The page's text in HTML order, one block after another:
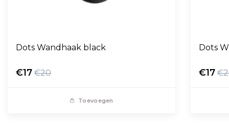
Dots Wandhaak black
€17 €20
Toevoegen
Dots
€17